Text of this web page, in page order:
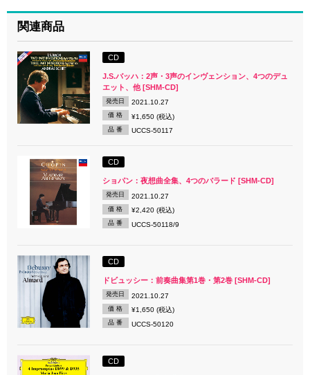
関連商品
CD
J.S.バッハ：2声・3声のインヴェンション、4つのデュ
エット、他 [SHM-CD]
発売日 2021.10.27
価 格 ¥1,650 (税込)
品 番 UCCS-50117
CD
ショパン：夜想曲全集、4つのバラード [SHM-CD]
発売日 2021.10.27
価 格 ¥2,420 (税込)
品 番 UCCS-50118/9
CD
ドビュッシー：前奏曲集第1巻・第2巻 [SHM-CD]
発売日 2021.10.27
価 格 ¥1,650 (税込)
品 番 UCCS-50120
CD